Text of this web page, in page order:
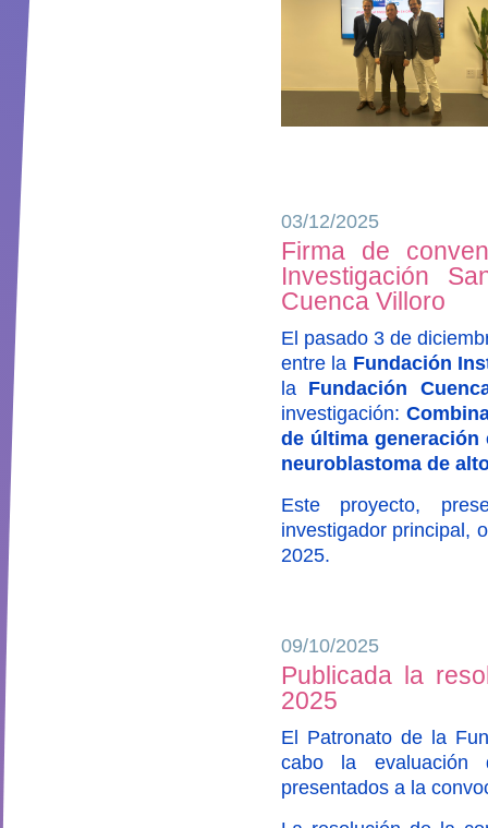
03/12/2025
Firma de
Investigación
Cuenca Villoro
El pasado 3 de
entre la Fundación
la Fundación
investigación:
de última generación
neuroblastoma de
Este proyecto,
investigador principal,
2025.
09/10/2025
Publicada la
2025
El Patronato de la
cabo la evaluación
presentados a la